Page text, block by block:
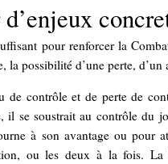
pour renforcer la
la possibilité d’une perte,
de contrôle et de perte de
il se soustrait au contrôle du
à son avantage ou pour
ou les deux à la fois.